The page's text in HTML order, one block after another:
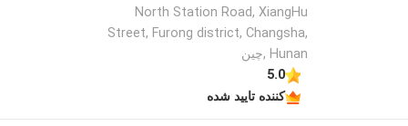
North Station Road, XiangHu
Street, Furong district, Changsha,
Hunan ,چین
5.0
کننده تایید شده